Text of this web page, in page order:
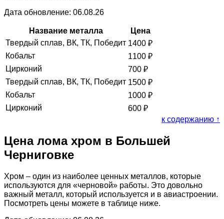
Дата обновление: 06.08.26
Название металла
Цена
Твердый сплав, ВК, ТК, Победит 1400 ₽
Кобальт
1100 ₽
Цирконий
700 ₽
Твердый сплав, ВК, ТК, Победит 1500 ₽
Кобальт
1000 ₽
Цирконий
600 ₽
к содержанию ↑
Цена лома хром в Большей
Черниговке
Хром – один из наиболее ценных металлов, которые
используются для «черновой» работы. Это довольно
важный металл, который используется и в авиастроении.
Посмотреть цены можете в таблице ниже.